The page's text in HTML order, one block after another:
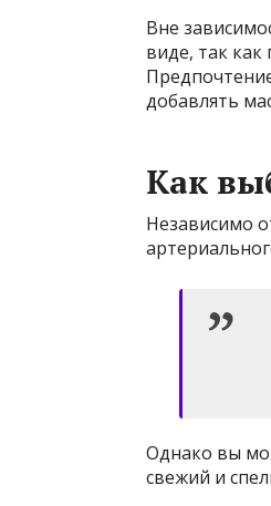
Вне
виде, так
добавлять
Как
Независимо
Однако вы
свежий и